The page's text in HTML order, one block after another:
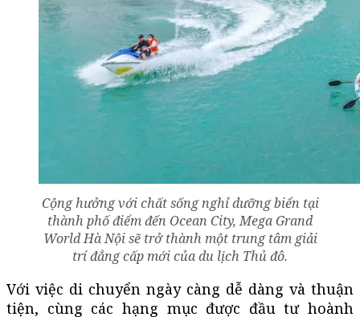
Cộng hưởng với chất sống nghỉ dưỡng biển tại
thành phố điểm đến Ocean City, Mega Grand
World Hà Nội sẽ trở thành một trung tâm giải
trí đẳng cấp mới của du lịch Thủ đô.
Với việc di chuyển ngày càng dễ dàng và thuận
tiện, cùng các hạng mục được đầu tư hoành